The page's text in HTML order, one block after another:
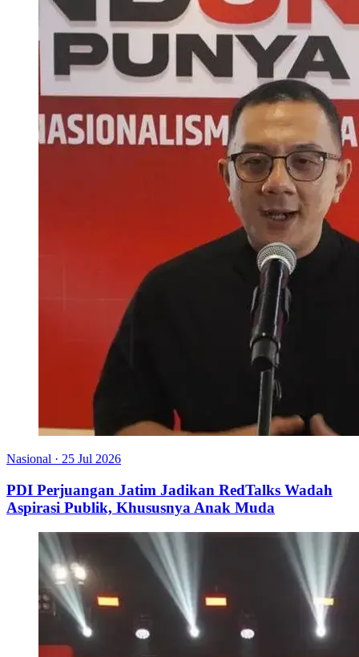
Nasional · 25 Jul 2026
PDI Perjuangan Jatim Jadikan RedTalks Wadah
Aspirasi Publik, Khususnya Anak Muda